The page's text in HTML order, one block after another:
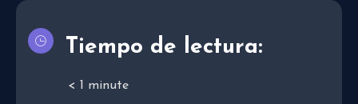
Tiempo de lectura:
< 1 minute